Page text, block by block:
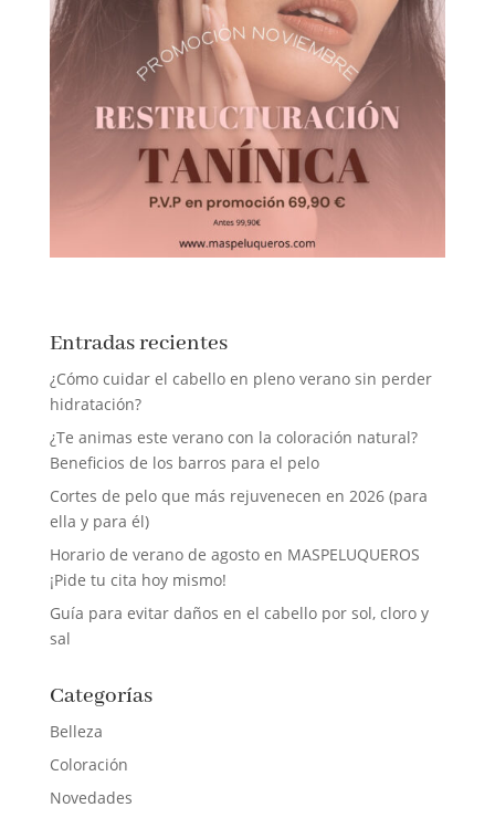
Entradas recientes
¿Cómo cuidar el cabello en pleno verano sin perder
hidratación?
¿Te animas este verano con la coloración natural?
Beneficios de los barros para el pelo
Cortes de pelo que más rejuvenecen en 2026 (para
ella y para él)
Horario de verano de agosto en MASPELUQUEROS
¡Pide tu cita hoy mismo!
Guía para evitar daños en el cabello por sol, cloro y
sal
Categorías
Belleza
Coloración
Novedades